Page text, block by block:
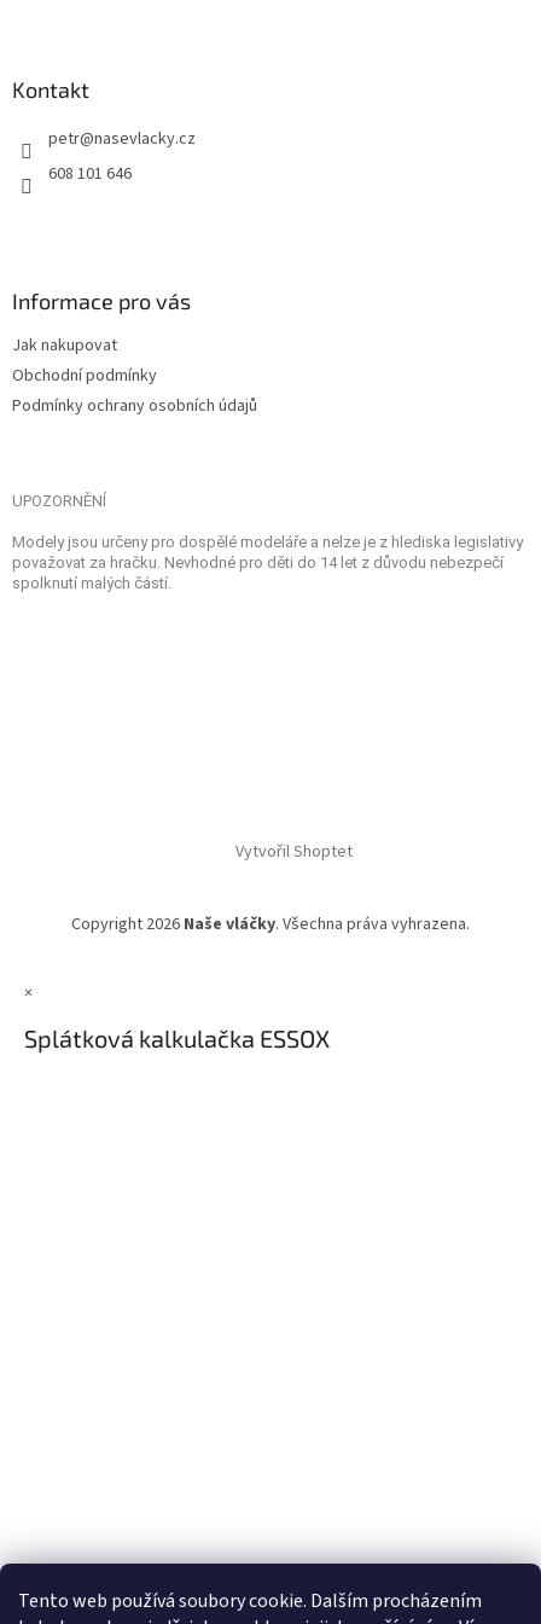
Tento web používá soubory cookie. Dalším procházením
Kontakt
petr@nasevlacky.cz
608 101 646
Informace pro vás
Jak nakupovat
Obchodní podmínky
Podmínky ochrany osobních údajů
UPOZORNĚNÍ
Modely jsou určeny pro dospělé modeláře a nelze je z hlediska legislativy
považovat za hračku. Nevhodné pro děti do 14 let z důvodu nebezpečí
spolknutí malých částí.
Vytvořil Shoptet
Copyright 2026 Naše vláčky. Všechna práva vyhrazena.
×
Splátková kalkulačka ESSOX